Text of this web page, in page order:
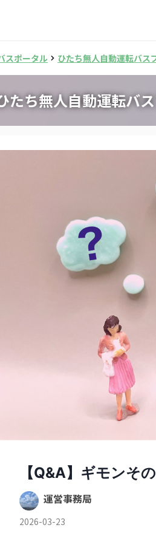
スポータル ひたち無人自動運転バス
たち無人自動運転バ
【Q&A】ギモンそ
運営事務局
2026-03-23